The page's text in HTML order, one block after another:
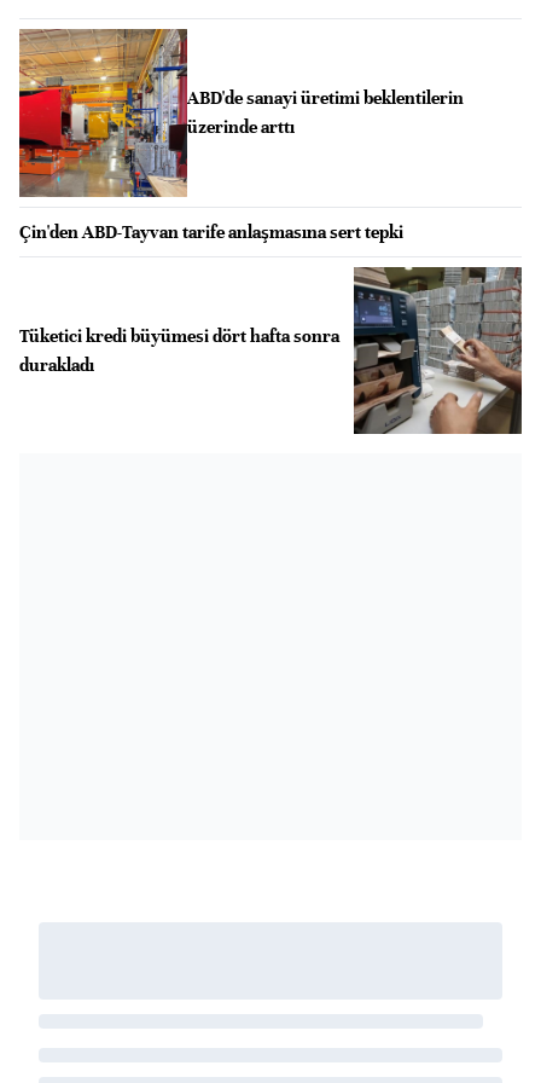
ABD'de sanayi üretimi beklentilerin
üzerinde arttı
Çin'den ABD-Tayvan tarife anlaşmasına sert tepki
Tüketici kredi büyümesi dört hafta sonra
durakladı